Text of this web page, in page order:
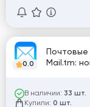
0.0
Почтовые
Mail.tm:
В наличии: 33 шт.
Купили: 0 шт.